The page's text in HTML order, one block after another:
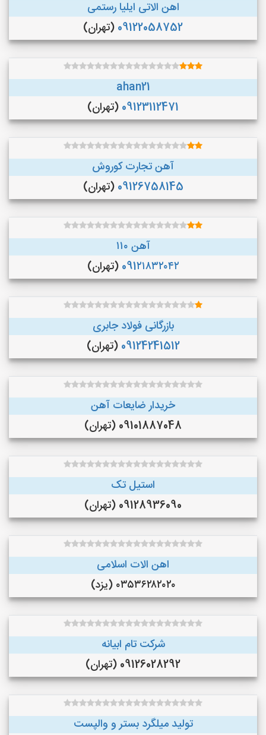
اهن الاتی ایلیا رستمی
09122058752 (تهران)
ahan21
09123112471 (تهران)
آهن تجارت کوروش
09126758145 (تهران)
آهن ۱۱۰
091۲۱۸۳۲۰۴۲ (تهران)
بازرگانی فولاد جابری
09124241512 (تهران)
خریدار ضایعات آهن
09101887048 (تهران)
استیل تک
09128936090 (تهران)
اهن الات اسلامی
۰۳۵۳۶۲۸۲۰۲۰ (یزد)
شرکت تام ابیانه
09126028292 (تهران)
تولید میلگرد بستر و والپست